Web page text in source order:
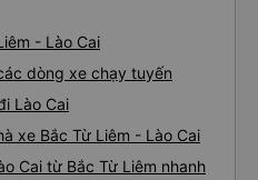
- Lào Cai
dòng xe chạy tuyến
Lào Cai
xe Bắc Từ Liêm - Lào Cai
Cai từ Bắc Từ Liêm nhanh